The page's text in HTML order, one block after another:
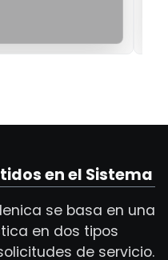
en el Sistema
se basa en una
en dos tipos
de servicio.